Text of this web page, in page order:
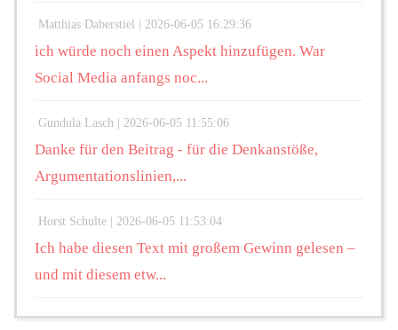
Matthias Daberstiel | 2026-06-05 16:29:36
ich würde noch einen Aspekt hinzufügen. War
Social Media anfangs noc...
Gundula Lasch | 2026-06-05 11:55:06
Danke für den Beitrag - für die Denkanstöße,
Argumentationslinien,...
Horst Schulte | 2026-06-05 11:53:04
Ich habe diesen Text mit großem Gewinn gelesen –
und mit diesem etw...